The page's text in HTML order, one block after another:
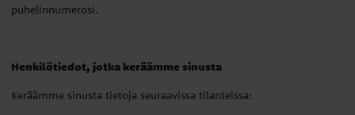
puhelinnumerosi.
Henkilötiedot, jotka keräämme sinusta
Keräämme sinusta tietoja seuraavissa tilanteissa: